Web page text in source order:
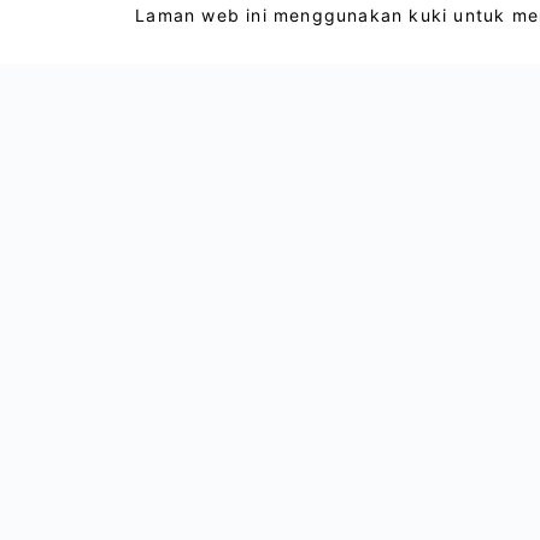
Laman web ini menggunakan kuki untuk